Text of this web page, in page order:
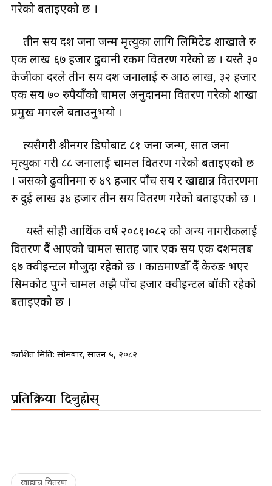
गरेको बताइएको छ ।
तीन सय दश जना जन्म मृत्युका लागि लिमिटेड शाखाले रु
एक लाख ६७ हजार ढुवानी रकम वितरण गरेको छ । यस्तै ३०
केजीका दरले तीन सय दश जनालाई रु आठ लाख, ३२ हजार
एक सय ७० रुपैयाँको चामल अनुदानमा वितरण गरेको शाखा
प्रमुख मगरले बताउनुभयो ।
त्यसैगरी श्रीनगर डिपोबाट ८१ जना जन्म, सात जना
मृत्युका गरी ८८ जनालाई चामल वितरण गरेको बताइएको छ
। जसको ढुवाीनमा रु ४९ हजार पाँच सय र खाद्यान्न वितरणमा
रु दुई लाख ३४ हजार तीन सय वितरण गरेको बताइएको छ ।
यस्तै सोही आर्थिक वर्ष २०८१।०८२ को अन्य नागरीकलाई
वितरण हुँदै आएको चामल सातह जार एक सय एक दशमलब
६७ क्वीइन्टल मौजुदा रहेको छ । काठमाण्डौँ हुँदै केरुङ भएर
सिमकोट पुग्ने चामल अझै पाँच हजार क्वीइन्टल बाँकी रहेको
बताइएको छ ।
प्रकाशित मिति: सोमबार, साउन ५, २०८२
प्रतिक्रिया दिनुहोस्
खाद्यान्न वितरण